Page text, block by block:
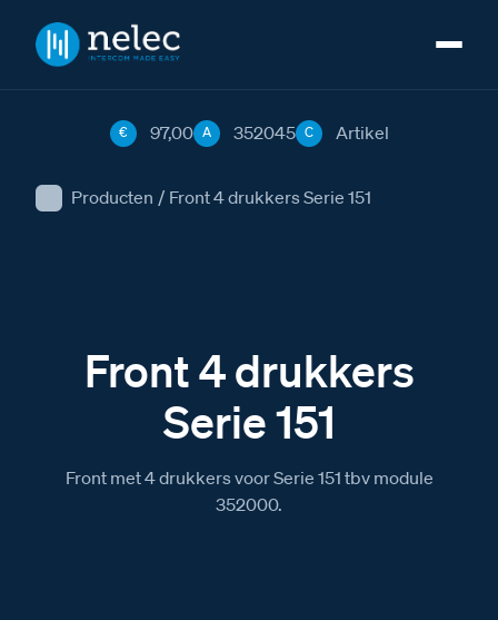
Producten / Front 4 drukkers Serie 151
€ 97,00 A 352045 C Artikel
Front 4 drukkers
Serie 151
Front met 4 drukkers voor Serie 151 tbv module
352000.